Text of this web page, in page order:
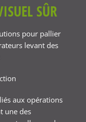
SÛR
pour pallier
levant des
aux opérations
une des